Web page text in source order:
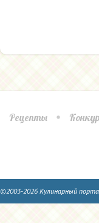
Рецепты
©2003-2026 Кулинарный